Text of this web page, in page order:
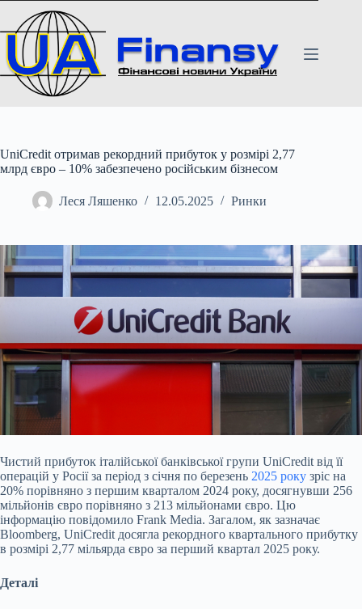
вмісту
UniCredit отримав рекордний прибуток у розмірі 2,77
млрд євро – 10% забезпечено російським бізнесом
Леся Ляшенко 12.05.2025 Ринки
Чистий прибуток італійської банківської групи UniCredit від її
операцій у Росії за період з січня по березень 2025 року зріс на
20% порівняно з першим кварталом 2024 року, досягнувши 256
мільйонів євро порівняно з 213 мільйонами євро. Цю
інформацію повідомило Frank Media. Загалом, як зазначає
Bloomberg, UniCredit досягла рекордного квартального прибутку
в розмірі 2,77 мільярда євро за перший квартал 2025 року.
Деталі